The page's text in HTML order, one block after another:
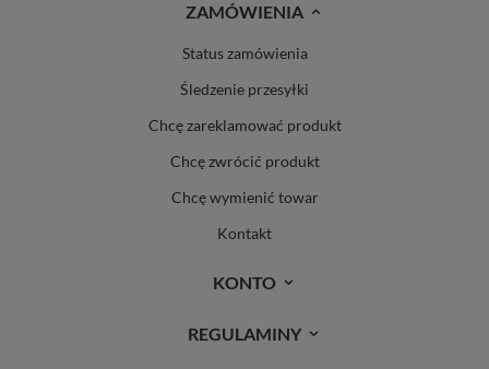
ZAMÓWIENIA
Status zamówienia
Śledzenie przesyłki
Chcę zareklamować produkt
Chcę zwrócić produkt
Chcę wymienić towar
Kontakt
KONTO
REGULAMINY